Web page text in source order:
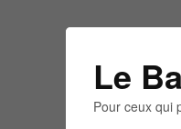
Le
Pour ceux qui